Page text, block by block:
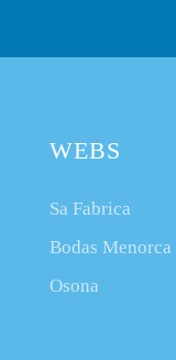
WEBS
Sa Fabrica
Bodas Menorca
Osona